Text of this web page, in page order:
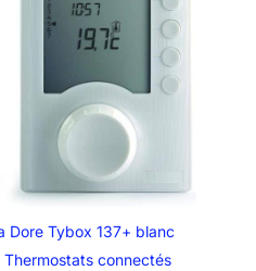
Dore Tybox 137+ blanc
Thermostats connectés